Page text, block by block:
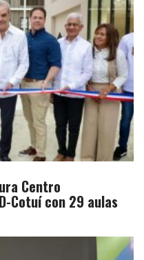
Centro
Cotuí con 29 aulas